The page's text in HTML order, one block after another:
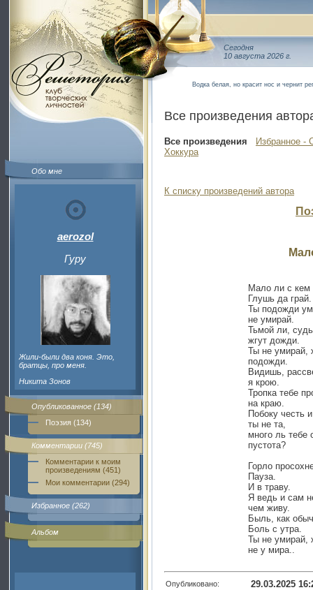
Обо мне
aerozol
Гуру
Жили-были два коня. Это,
братцы, про меня.
Никита Зонов
Опубликованное (134)
Поэзия (134)
Комментарии (745)
Комментарии к моим
произведениям (451)
Мои комментарии (294)
Избранное (262)
Альбом
Сегодня
10 августа 2026 г.
Водка белая, но красит нос и чернит
Все произведения
Все произведения
Избранное -
Хоккура
К списку произведений автора
Мало ли с кем
Глушь да грай.
Ты подожди
не умирай.
Тьмой ли,
жгут дожди.
Ты не умирай,
подожди.
Видишь,
я крою.
Тропка тебе
на краю.
Побоку честь
ты не та,
много ль тебе
пустота?
Горло
Пауза.
И в траву.
Я ведь и сам
чем живу.
Быль, как
Боль с утра.
Ты не умирай,
не у мира..
Опубликовано: 29.03.2025